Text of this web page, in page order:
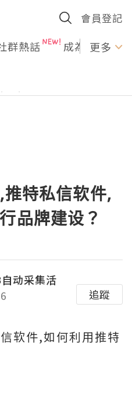
會員登記
群熱話 成為U更多
特私信软件,
品牌建设？
动采集活
追蹤
软件,如何利用推特